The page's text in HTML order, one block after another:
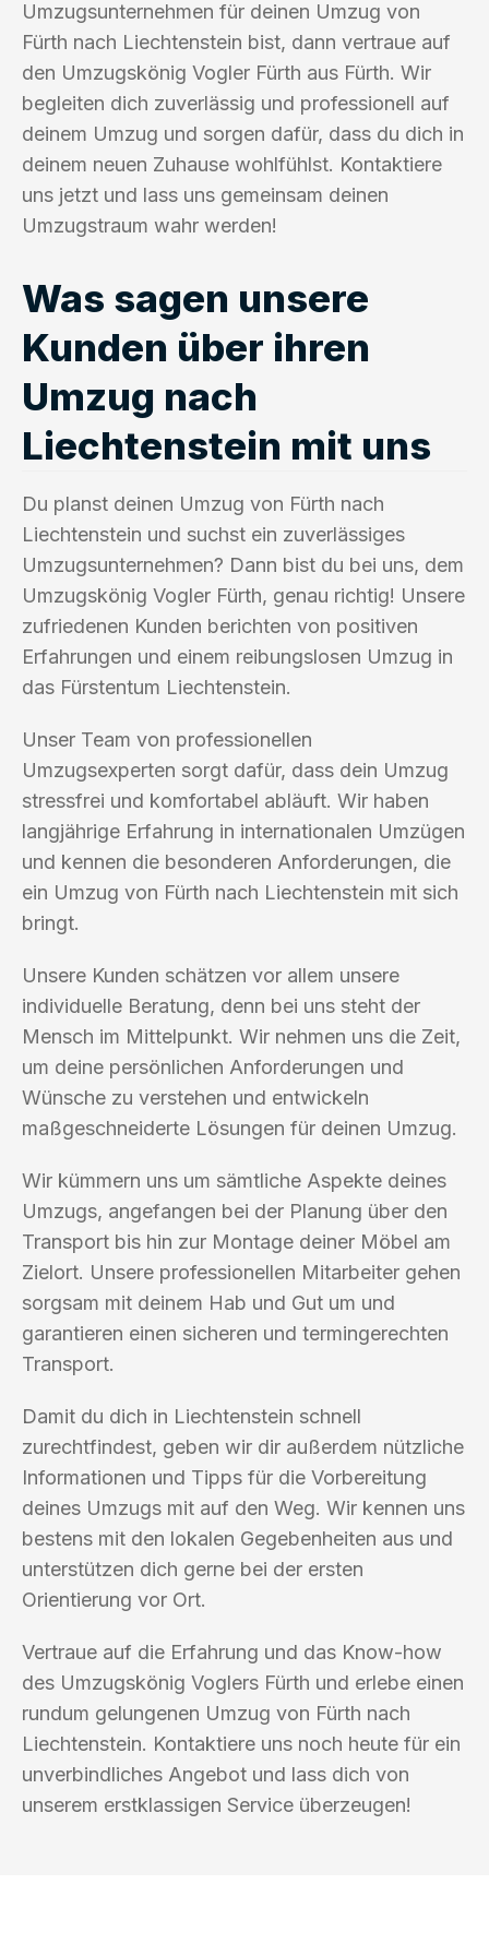
Umzugsunternehmen für deinen Umzug von
Fürth nach Liechtenstein bist, dann vertraue auf
den Umzugskönig Vogler Fürth aus Fürth. Wir
begleiten dich zuverlässig und professionell auf
deinem Umzug und sorgen dafür, dass du dich in
deinem neuen Zuhause wohlfühlst. Kontaktiere
uns jetzt und lass uns gemeinsam deinen
Umzugstraum wahr werden!
Was sagen unsere
Kunden über ihren
Umzug nach
Liechtenstein mit uns
Du planst deinen Umzug von Fürth nach
Liechtenstein und suchst ein zuverlässiges
Umzugsunternehmen? Dann bist du bei uns, dem
Umzugskönig Vogler Fürth, genau richtig! Unsere
zufriedenen Kunden berichten von positiven
Erfahrungen und einem reibungslosen Umzug in
das Fürstentum Liechtenstein.
Unser Team von professionellen
Umzugsexperten sorgt dafür, dass dein Umzug
stressfrei und komfortabel abläuft. Wir haben
langjährige Erfahrung in internationalen Umzügen
und kennen die besonderen Anforderungen, die
ein Umzug von Fürth nach Liechtenstein mit sich
bringt.
Unsere Kunden schätzen vor allem unsere
individuelle Beratung, denn bei uns steht der
Mensch im Mittelpunkt. Wir nehmen uns die Zeit,
um deine persönlichen Anforderungen und
Wünsche zu verstehen und entwickeln
maßgeschneiderte Lösungen für deinen Umzug.
Wir kümmern uns um sämtliche Aspekte deines
Umzugs, angefangen bei der Planung über den
Transport bis hin zur Montage deiner Möbel am
Zielort. Unsere professionellen Mitarbeiter gehen
sorgsam mit deinem Hab und Gut um und
garantieren einen sicheren und termingerechten
Transport.
Damit du dich in Liechtenstein schnell
zurechtfindest, geben wir dir außerdem nützliche
Informationen und Tipps für die Vorbereitung
deines Umzugs mit auf den Weg. Wir kennen uns
bestens mit den lokalen Gegebenheiten aus und
unterstützen dich gerne bei der ersten
Orientierung vor Ort.
Vertraue auf die Erfahrung und das Know-how
des Umzugskönig Voglers Fürth und erlebe einen
rundum gelungenen Umzug von Fürth nach
Liechtenstein. Kontaktiere uns noch heute für ein
unverbindliches Angebot und lass dich von
unserem erstklassigen Service überzeugen!